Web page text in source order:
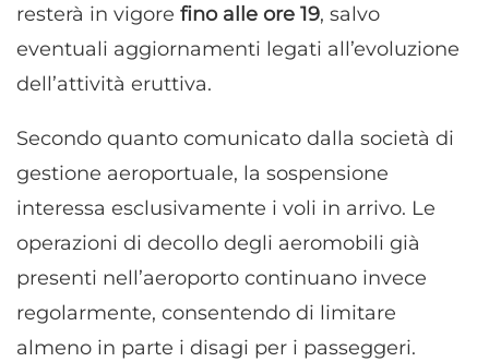
resterà in vigore fino alle ore 19, salvo
eventuali aggiornamenti legati all’evoluzione
dell’attività eruttiva.
Secondo quanto comunicato dalla società di
gestione aeroportuale, la sospensione
interessa esclusivamente i voli in arrivo. Le
operazioni di decollo degli aeromobili già
presenti nell’aeroporto continuano invece
regolarmente, consentendo di limitare
almeno in parte i disagi per i passeggeri.